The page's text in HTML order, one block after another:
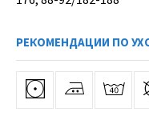
РЕКОМЕНДАЦИИ ПО